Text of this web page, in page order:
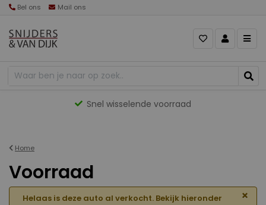
Bel ons Mail ons
Gevarieerd aanbod
Home
Voorraad
Helaas is deze auto al verkocht. Bekijk hieronder
×